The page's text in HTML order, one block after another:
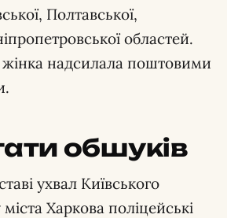
Полтавської,
областей.
жінка надсилала поштовими
обшуків
ухвал Київського
Харкова поліцейські